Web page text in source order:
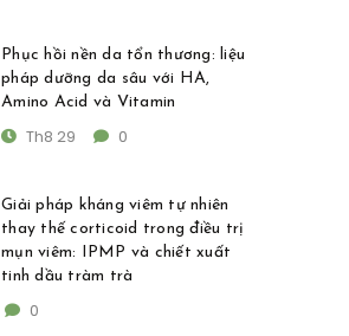
Phục hồi nền da tổn thương: liệu
pháp dưỡng da sâu với HA,
Amino Acid và Vitamin
Th8 29 0
Giải pháp kháng viêm tự nhiên
thay thế corticoid trong điều trị
mụn viêm: IPMP và chiết xuất
tinh dầu tràm trà
0